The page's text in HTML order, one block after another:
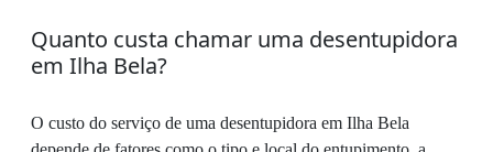
Quanto custa chamar uma desentupidora
em Ilha Bela?
O custo do serviço de uma desentupidora em Ilha Bela